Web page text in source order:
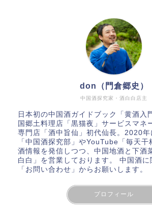
中国酒探究家・酒白白店主
don（門倉郷史）
日本初の中国酒ガイドブック「 黄酒入
国郷土料理店「黒猫夜」サービスマネ
専門店「酒中旨仙」初代仙長。2020年
「 中国酒探究部 」やYouTube 「毎天干
酒情報を発信しつつ、中国地酒と下酒
白白」を営業しております。 中国酒に
「お問い合わせ」 からお願いします。
プロフィール